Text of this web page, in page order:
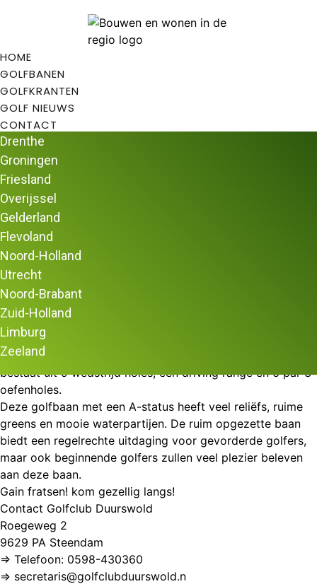
HOME
GOLFBANEN
GOLFKRANTEN
GOLF NIEUWS
CONTACT
Drenthe
Groningen
Friesland
Overijssel
Gelderland
Flevoland
Noord-Holland
Utrecht
Noord-Brabant
Zuid-Holland
Limburg
Zeeland
Home/Golfbanen
Duurswold
Golfclub Duurswold
Gain fratsen, gain toustanden, gewoon (h)eerlijk golf
spelen bijGolfclub Duurswold!
Groningse Golfclub Duurswold
In de gemeente Midden-Groningen ligt een schitterende 9
holes golfbaan. De baan van Groningse Golfclub
Duurswold ligt aan de zuidoever van het Schildmeer en
bestaat uit 9 wedstrijd holes, een driving range en 6 par 3-
oefenholes.
Deze golfbaan met een A-status heeft veel reliëfs, ruime
greens en mooie waterpartijen. De ruim opgezette baan
biedt een regelrechte uitdaging voor gevorderde golfers,
maar ook beginnende golfers zullen veel plezier beleven
aan deze baan.
Gain fratsen! kom gezellig langs!
Contact Golfclub Duurswold
Roegeweg 2
9629 PA Steendam
⇒ Telefoon: 0598-430360
⇒ secretaris@golfclubduurswold.n